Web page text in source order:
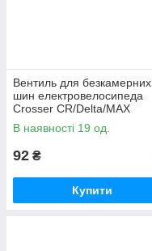
Вентиль для безкамерних
шин електровелосипеда
Crosser CR/Delta/MAX
505093
В наявності 19 од.
92 ₴
Купити